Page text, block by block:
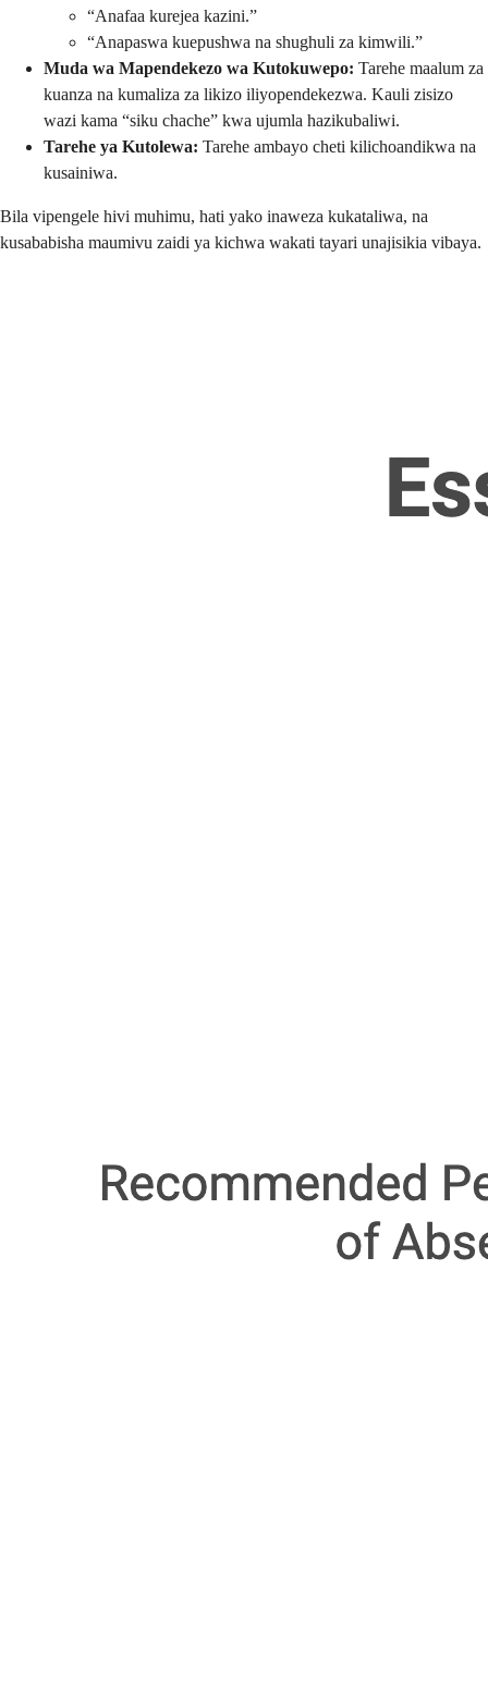
“Anafaa kurejea kazini.”
“Anapaswa kuepushwa na shughuli za kimwili.”
Muda wa Mapendekezo wa Kutokuwepo: Tarehe maalum za
kuanza na kumaliza za likizo iliyopendekezwa. Kauli zisizo
wazi kama “siku chache” kwa ujumla hazikubaliwi.
Tarehe ya Kutolewa: Tarehe ambayo cheti kilichoandikwa na
kusainiwa.
Bila vipengele hivi muhimu, hati yako inaweza kukataliwa, na
kusababisha maumivu zaidi ya kichwa wakati tayari unajisikia vibaya.